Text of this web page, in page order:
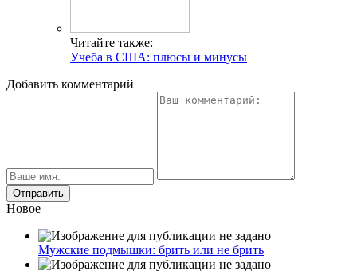
Читайте также:
Учеба в США: плюсы и минусы
Добавить комментарий
Новое
Мужские подмышки: брить или не брить